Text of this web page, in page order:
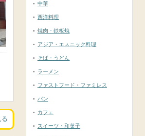
中華
西洋料理
焼肉・鉄板焼
アジア・エスニック料理
そば・うどん
ラーメン
ファストフード・ファミレス
パン
カフェ
スイーツ・和菓子